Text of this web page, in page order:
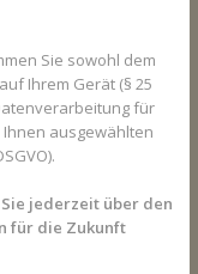
zahlreiche
filtern Schadstoffe
Atemluft führen
können den
absorbieren.
und Bäume
Sie sowohl dem
Ihrem Gerät (§ 25
für
ausgewählten
jederzeit über den
für die Zukunft